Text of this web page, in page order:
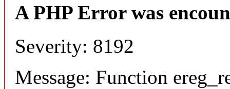
A PHP Error was
Severity: 8192
Message: Function